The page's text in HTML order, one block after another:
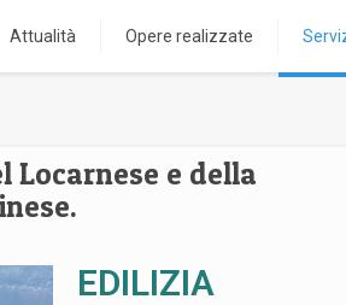
Attualità Opere realizzate
Locarnese e della
EDILIZIA